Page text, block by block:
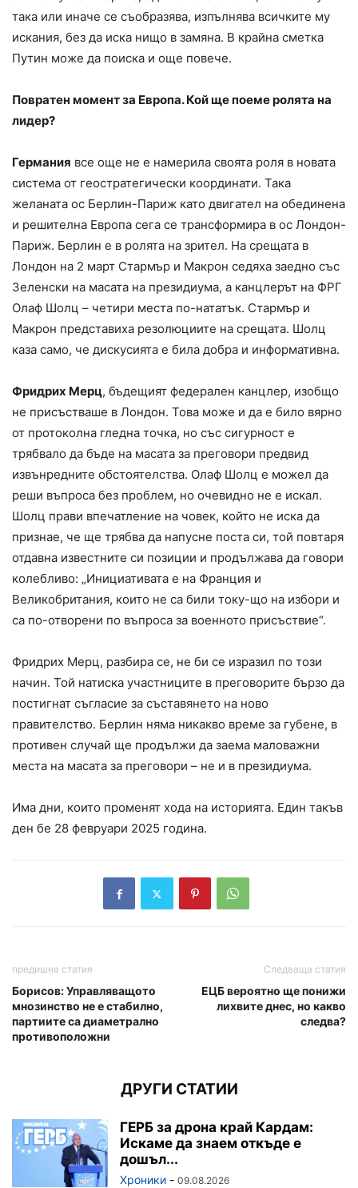
така или иначе се съобразява, изпълнява всичките му
искания, без да иска нищо в замяна. В крайна сметка
Путин може да поиска и още повече.
Повратен момент за Европа. Кой ще поеме ролята на
лидер?
Германия все още не е намерила своята роля в новата
система от геостратегически координати. Така
желаната ос Берлин-Париж като двигател на обединена
и решителна Европа сега се трансформира в ос Лондон-
Париж. Берлин е в ролята на зрител. На срещата в
Лондон на 2 март Стармър и Макрон седяха заедно със
Зеленски на масата на президиума, а канцлерът на ФРГ
Олаф Шолц – четири места по-нататък. Стармър и
Макрон представиха резолюциите на срещата. Шолц
каза само, че дискусията е била добра и информативна.
Фридрих Мерц, бъдещият федерален канцлер, изобщо
не присъстваше в Лондон. Това може и да е било вярно
от протоколна гледна точка, но със сигурност е
трябвало да бъде на масата за преговори предвид
извънредните обстоятелства. Олаф Шолц е можел да
реши въпроса без проблем, но очевидно не е искал.
Шолц прави впечатление на човек, който не иска да
признае, че ще трябва да напусне поста си, той повтаря
отдавна известните си позиции и продължава да говори
колебливо: „Инициативата е на Франция и
Великобритания, които не са били току-що на избори и
са по-отворени по въпроса за военното присъствие“.
Фридрих Мерц, разбира се, не би се изразил по този
начин. Той натиска участниците в преговорите бързо да
постигнат съгласие за съставянето на ново
правителство. Берлин няма никакво време за губене, в
противен случай ще продължи да заема маловажни
места на масата за преговори – не и в президиума.
Има дни, които променят хода на историята. Един такъв
ден бе 28 февруари 2025 година.
предишна статия
Борисов: Управляващото
мнозинство не е стабилно,
партиите са диаметрално
противоположни
Следваща статия
ЕЦБ вероятно ще понижи
лихвите днес, но какво
следва?
ДРУГИ СТАТИИ
ГЕРБ за дрона край Кардам:
Искаме да знаем откъде е
дошъл...
Хроники - 09.08.2026